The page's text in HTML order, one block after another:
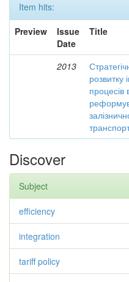
Item hits:
Preview
Issue
Date
Title
2013
розвитку
процесів
Discover
Subject
efficiency
integration
tariff policy